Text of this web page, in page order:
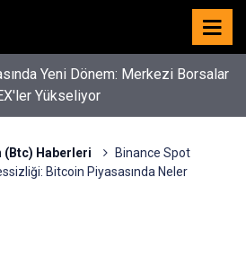
Yeni Dönem: Merkezi Borsalar
Yükseliyor
(Btc) Haberleri
Binance Spot
Bitcoin Piyasasında Neler